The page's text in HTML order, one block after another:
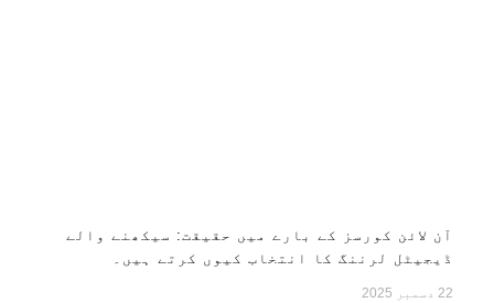
آن لائن کورسز کے بارے میں حقیقت: سیکھنے والے
ڈیجیٹل لرننگ کا انتخاب کیوں کرتے ہیں۔
22 دسمبر 2025